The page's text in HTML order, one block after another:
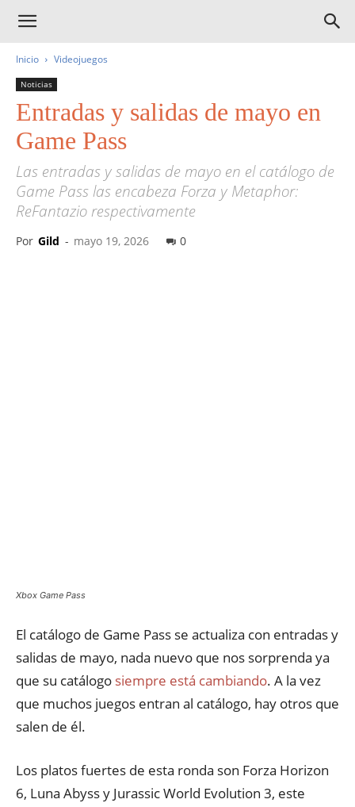
Inicio Videojuegos
Noticias
Entradas y salidas de mayo en
Game Pass
Las entradas y salidas de mayo en el catálogo de
Game Pass las encabeza Forza y Metaphor:
ReFantazio respectivamente
Por Gild - mayo 19, 2026 0
Xbox Game Pass
El catálogo de Game Pass se actualiza con entradas y
salidas de mayo, nada nuevo que nos sorprenda ya
que su catálogo siempre está cambiando. A la vez
que muchos juegos entran al catálogo, hay otros que
salen de él.
Los platos fuertes de esta ronda son Forza Horizon
6, Luna Abyss y Jurassic World Evolution 3, este